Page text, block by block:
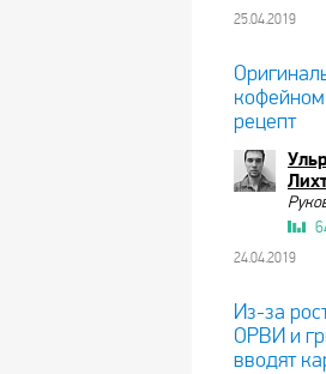
25.04.2019
рецепт
24.04.2019
Из-за
ОРВИ и
вводят